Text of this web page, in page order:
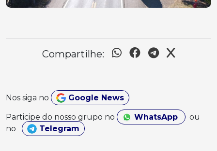
Compartilhe:
Nos siga no Google News
Participe do nosso grupo no WhatsApp
ou
no
Telegram